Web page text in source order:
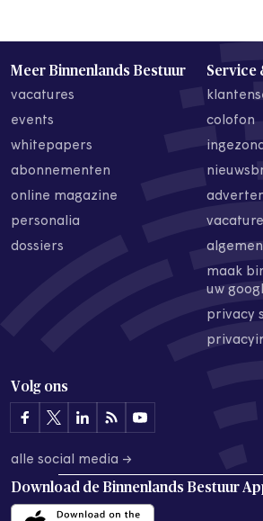
Meer Binnenlands Bestuur
vacatures
events
whitepapers
abonnementen
online magazine
personalia
dossiers
Service
colofon
maak
uw
privacy
Volg ons
alle social media →
Download de Binnenlands Bestuur